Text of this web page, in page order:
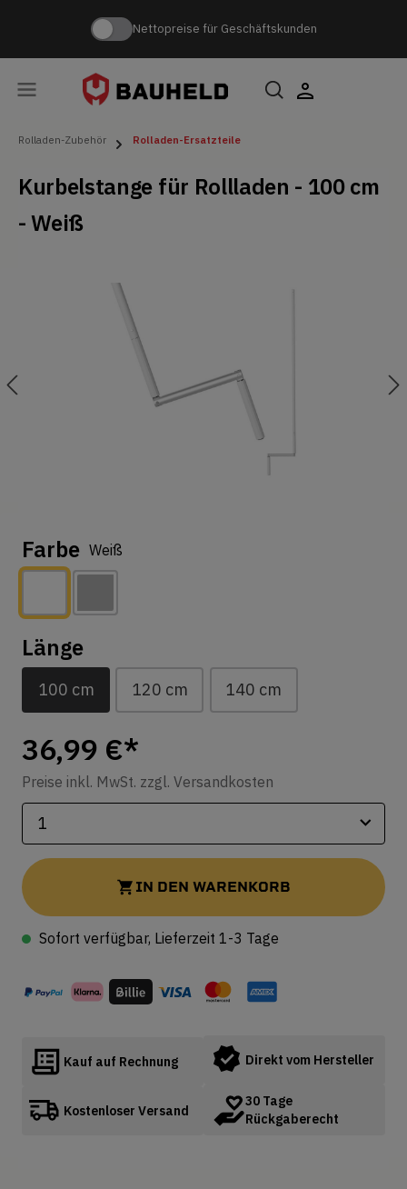
Nettopreise für Geschäftskunden
Rolladen-Zubehör Rolladen-Ersatzteile
Kurbelstange für Rollladen - 100 cm
- Weiß
Farbe Weiß
Länge
100 cm 120 cm 140 cm
36,99 €*
Preise inkl. MwSt. zzgl. Versandkosten
IN DEN WARENKORB
Sofort verfügbar, Lieferzeit 1-3 Tage
Kauf auf Rechnung
Kostenloser Versand
Direkt vom Hersteller
30 Tage
Rückgaberecht